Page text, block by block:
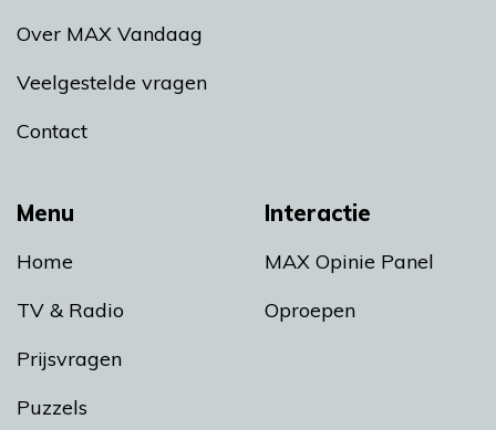
Menu
Home
TV & Radio
Prijsvragen
Puzzels
Interactie
MAX Opinie Panel
Oproepen
Over MAX Vandaag
Veelgestelde vragen
Contact